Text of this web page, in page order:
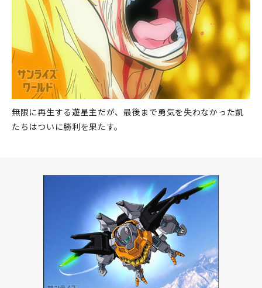
無限に再生する遊星主だが、最後まで勇気を失わなかった凱
たちはついに勝利を果たす。